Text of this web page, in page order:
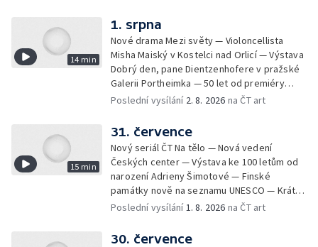
14 min
1. srpna
Nové drama Mezi světy — Violoncellista
Misha Maiský v Kostelci nad Orlicí — Výstava
Dobrý den, pane Dientzenhofere v pražské
Galerii Portheimka — 50 let od premiéry
filmu Na samotě u lesa — Krátké zprávy z
Mercury
Poslední vysílání 2. 8. 2026 na ČT art
15 min
31. července
Nový seriál ČT Na tělo — Nová vedení
Českých center — Výstava ke 100 letům od
narození Adrieny Šimotové — Finské
památky nově na seznamu UNESCO — Krátké
zprávy z kultury — Začíná Jiráskův Hronov —
Poslední vysílání1. 8. 2026 na ČT art
30. července